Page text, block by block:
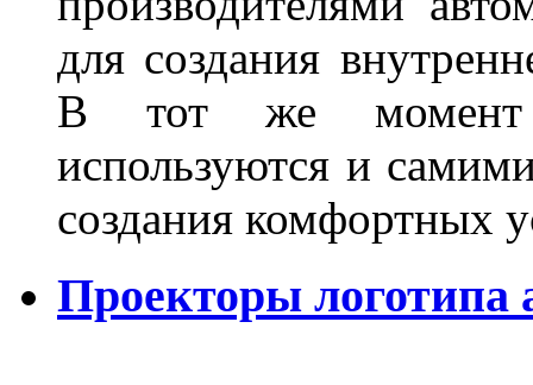
для создания
В тот же момент
используются и
создания комфортных
Проекторы логотипа